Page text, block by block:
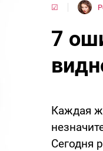
☑
7
Каждая
Сегодня